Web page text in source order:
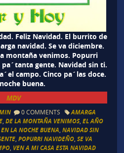
Feliz Navidad. El burrito de
navidad. Se va diciembre.
montaña venimos. Popurri
gente. Navidad sin ti.
campo. Cinco pa´las doce.
buena.
MDV
0 COMMENTS
AMARGA
, DE LA MONTAÑA VENIMOS, EL AÑO
EN LA NOCHE BUENA NAVIDAD SIN
, POPURRI NAVIDEÑO, SE VA
, VEN A MI CASA ESTA NAVIDAD